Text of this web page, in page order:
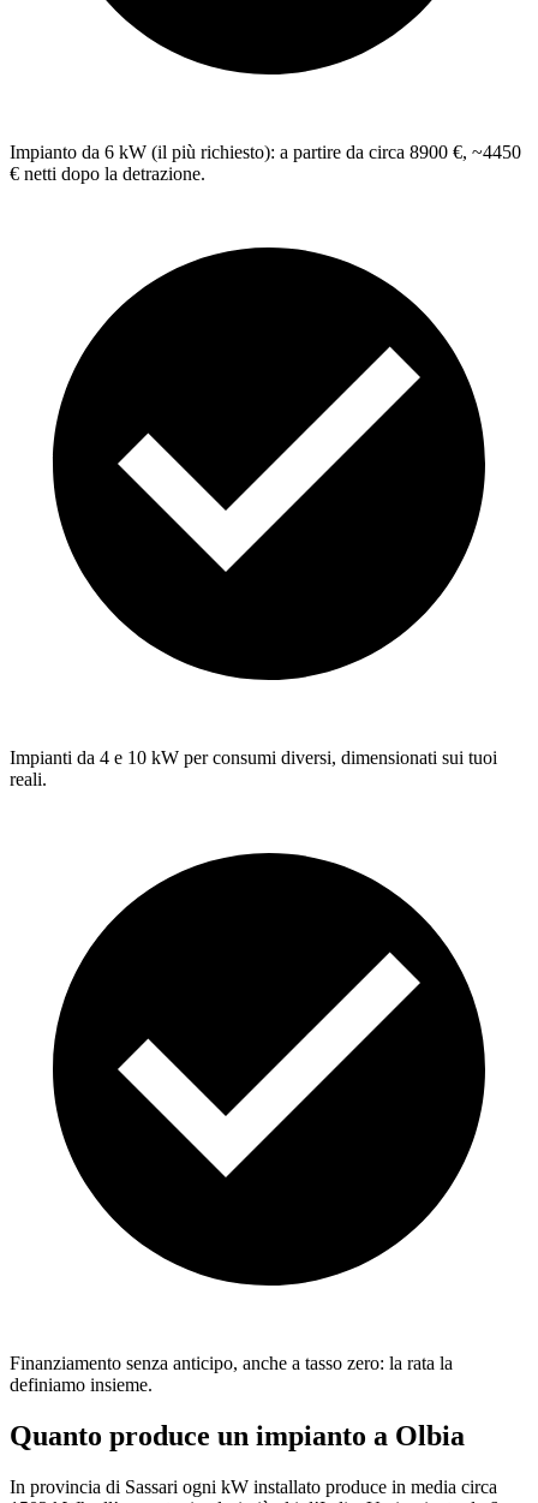
Impianto da 6 kW (il più richiesto): a partire da circa 8900 €, ~4450
€ netti dopo la detrazione.
Impianti da 4 e 10 kW per consumi diversi, dimensionati sui tuoi
reali.
Finanziamento senza anticipo, anche a tasso zero: la rata la
definiamo insieme.
Quanto produce un impianto a Olbia
In provincia di Sassari ogni kW installato produce in media circa